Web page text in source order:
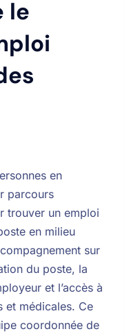
le
en
parcours
trouver un emploi
en milieu
sur
du poste, la
et l’accès à
et médicales. Ce
coordonnée de